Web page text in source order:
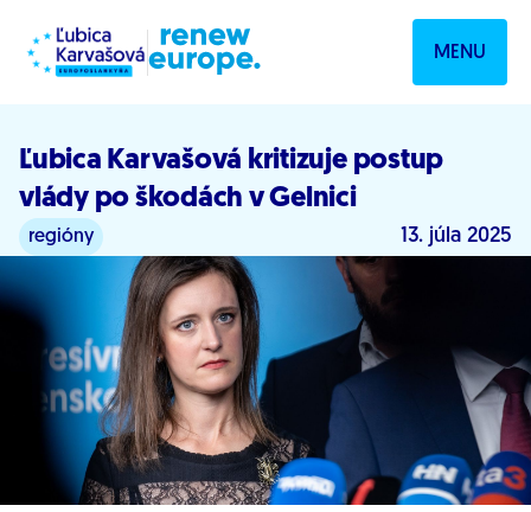
MENU
Ľubica Karvašová kritizuje postup
vlády po škodách v Gelnici
regióny 13. júla 2025